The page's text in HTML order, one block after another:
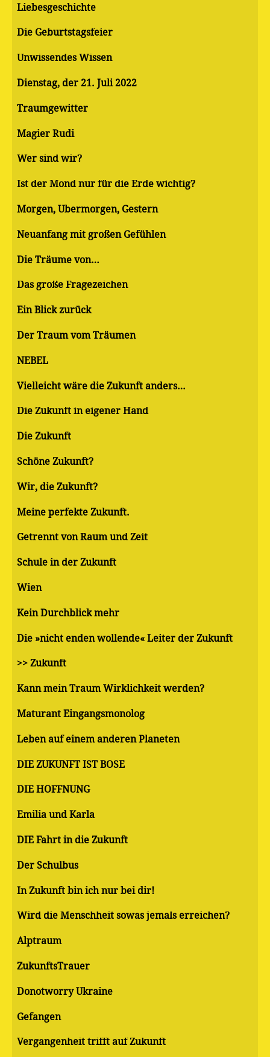
Liebesgeschichte
Die Geburtstagsfeier
Unwissendes Wissen
Dienstag, der 21. Juli 2022
Traumgewitter
Magier Rudi
Wer sind wir?
Ist der Mond nur für die Erde wichtig?
Morgen, Übermorgen, Gestern
Neuanfang mit großen Gefühlen
Die Träume von…
Das große Fragezeichen
Ein Blick zurück
Der Traum vom Träumen
NEBEL
Vielleicht wäre die Zukunft anders…
Die Zukunft in eigener Hand
Die Zukunft
Schöne Zukunft?
Wir, die Zukunft?
Meine perfekte Zukunft.
Getrennt von Raum und Zeit
Schule in der Zukunft
Wien
Kein Durchblick mehr
Die »nicht enden wollende« Leiter der Zukunft
>> Zukunft
Kann mein Traum Wirklichkeit werden?
Maturant Eingangsmonolog
Leben auf einem anderen Planeten
DIE ZUKUNFT IST BÖSE
DIE HOFFNUNG
Emilia und Karla
DIE Fahrt in die Zukunft
Der Schulbus
In Zukunft bin ich nur bei dir!
Wird die Menschheit sowas jemals erreichen?
Alptraum
ZukunftsTrauer
Donotworry Ukraine
Gefangen
Vergangenheit trifft auf Zukunft